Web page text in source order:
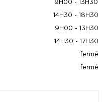
9H00 - 13H30
14H30 - 18H30
9H00 - 13H30
14H30 - 17H30
fermé
fermé